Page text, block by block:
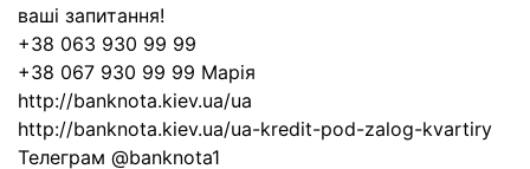
ваші запитання!
+38 063 930 99 99
+38 067 930 99 99 Марія
http://banknota.kiev.ua/ua
http://banknota.kiev.ua/ua-kredit-pod-zalog-kvartiry
Телеграм @banknota1